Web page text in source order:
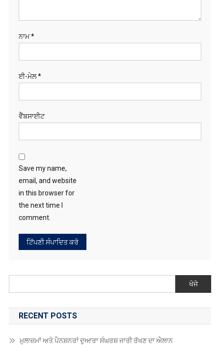
ਨਾਮ*
ਈ-ਮੇਲ*
ਵੈੱਬਸਾਈਟ
Save my name,
email, and website
in this browser for
the next time I
comment.
ਖੋਜੋ
RECENT POSTS
ਮੁਲਾਜ਼ਮਾਂ ਅਤੇ ਪੈਨਸ਼ਨਰਾਂ ਦੁਆਰਾ ਸੰਘਰਸ਼ ਜਾਰੀ ਰੱਖਣ ਦਾ ਐਲਾਨ